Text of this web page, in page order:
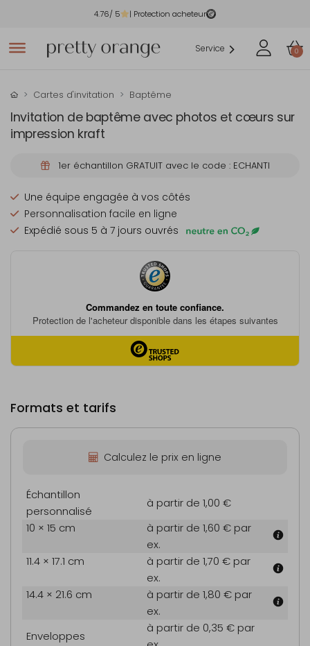
4.76/ 5 | Protection acheteur
Service 0
Cartes d'invitation Baptême
Invitation de baptême avec photos et cœurs sur
impression kraft
1er échantillon GRATUIT avec le code : ECHANTI
Une équipe engagée à vos côtés
Personnalisation facile en ligne
Expédié sous 5 à 7 jours ouvrés
Formats et tarifs
Calculez le prix en ligne
Échantillon
personnalisé
à partir de 1,00 €
10 × 15 cm
à partir de 1,60 € par
ex.
11.4 × 17.1 cm
à partir de 1,70 € par
ex.
14.4 × 21.6 cm
à partir de 1,80 € par
ex.
Enveloppes
à partir de 0,35 € par